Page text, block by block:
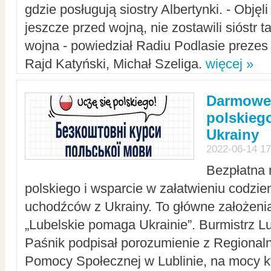
gdzie posługują siostry Albertynki. -
jeszcze przed wojną, nie zostawili sióstr
wojna - powiedział Radiu Podlasie
Rajd Katyński, Michał Szeliga. więcej »
Ukrainy
2022-06-14
polskiego i wsparcie w załatwieniu
uchodźców z Ukrainy. To główne
„Lubelskie pomaga Ukrainie”. Burmistrz
Paśnik podpisał porozumienie z
Pomocy Społecznej w Lublinie, na mocy